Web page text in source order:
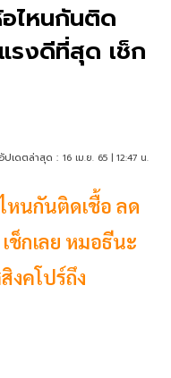
ไหนกันติด
รงดีที่สุด เช็ก
ปเดตล่าสุด : 16 เม.ย. 65 | 12:47 น.
หนกันติดเชื้อ ลด
ช็กเลย หมอธีนะ
งคโปร์ถึง